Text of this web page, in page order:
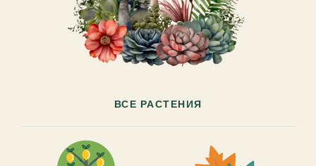
ВСЕ РАСТЕНИЯ